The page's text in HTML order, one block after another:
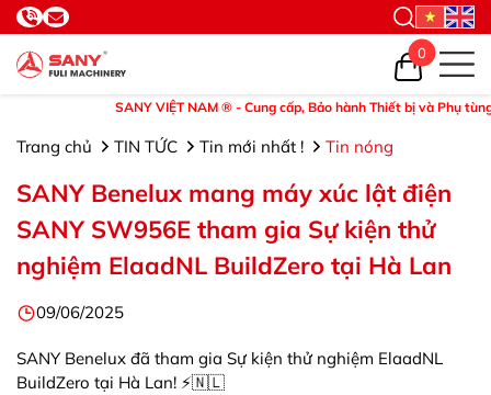
SANY VIỆT NAM ® - Cung cấp, Bảo hành Thiết bị và Phụ tùng.
0
Trang chủ TIN TỨC Tin mới nhất ! Tin nóng
SANY Benelux mang máy xúc lật điện
SANY SW956E tham gia Sự kiện thử
nghiệm ElaadNL BuildZero tại Hà Lan
09/06/2025
SANY Benelux đã tham gia Sự kiện thử nghiệm ElaadNL
BuildZero tại Hà Lan! ⚡️🇳🇱